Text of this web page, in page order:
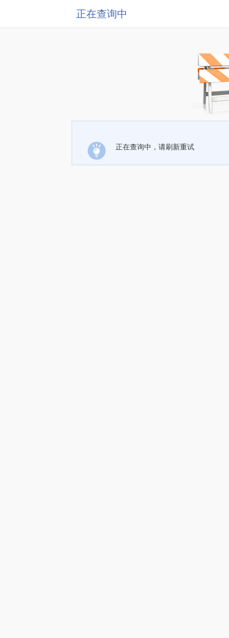
正在查询中
正在查询中，请刷新重试